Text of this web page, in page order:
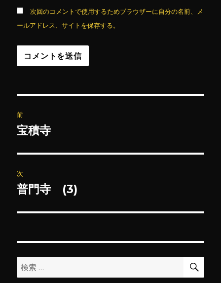
次回のコメントで使用するためブラウザーに自分の名前、メ
ールアドレス、サイトを保存する。
稿
ビ
ゲ
ー
ン
前
前
投
稿:
宝積寺
次
次
投
普門寺 (3)
検
索:
検